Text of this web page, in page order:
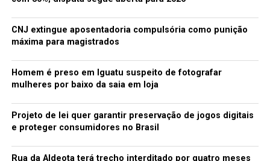
CNJ extingue aposentadoria compulsória como punição
máxima para magistrados
Homem é preso em Iguatu suspeito de fotografar
mulheres por baixo da saia em loja
Projeto de lei quer garantir preservação de jogos digitais
e proteger consumidores no Brasil
Rua da Aldeota terá trecho interditado por quatro meses